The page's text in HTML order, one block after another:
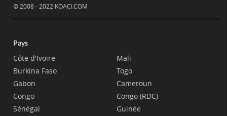
© 2008 - 2022 KOACI.COM
Pays
Côte d'Ivoire
Burkina Faso
Gabon
Congo
Sénégal
Mali
Togo
Cameroun
Congo (RDC)
Guinée